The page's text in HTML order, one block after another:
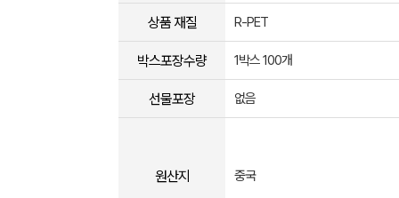
상품 재질 R-PET
박스포장수량 1박스 100개
선물포장 없음
원산지 중국